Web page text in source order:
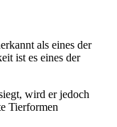
als eines der
ist es eines der
wird er jedoch
Tierformen